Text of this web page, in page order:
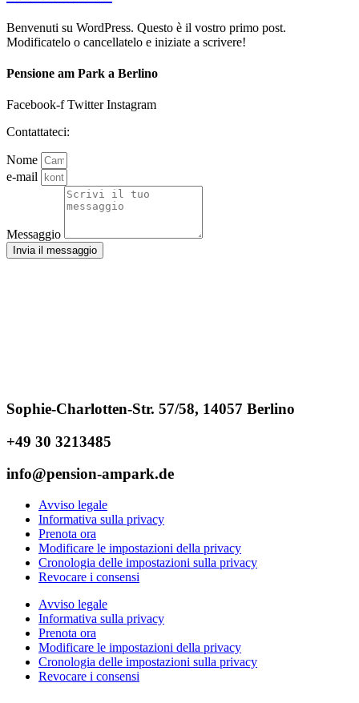
Benvenuti su WordPress. Questo è il vostro primo post.
Modificatelo o cancellatelo e iniziate a scrivere!
Pensione am Park a Berlino
Facebook-f Twitter Instagram
Contattateci:
Nome
e-mail
Messaggio
Invia il messaggio
Sophie-Charlotten-Str. 57/58, 14057 Berlino
+49 30 3213485
info@pension-ampark.de
Avviso legale
Informativa sulla privacy
Prenota ora
Modificare le impostazioni della privacy
Cronologia delle impostazioni sulla privacy
Revocare i consensi
Avviso legale
Informativa sulla privacy
Prenota ora
Modificare le impostazioni della privacy
Cronologia delle impostazioni sulla privacy
Revocare i consensi